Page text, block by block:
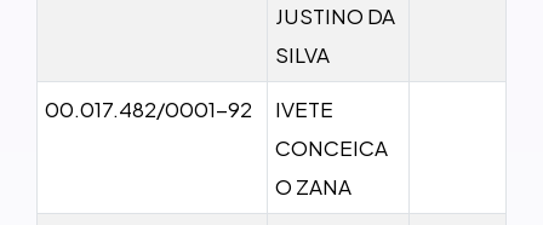
JUSTINO DA
SILVA
00.017.482/0001-92
IVETE
CONCEICA
O ZANA